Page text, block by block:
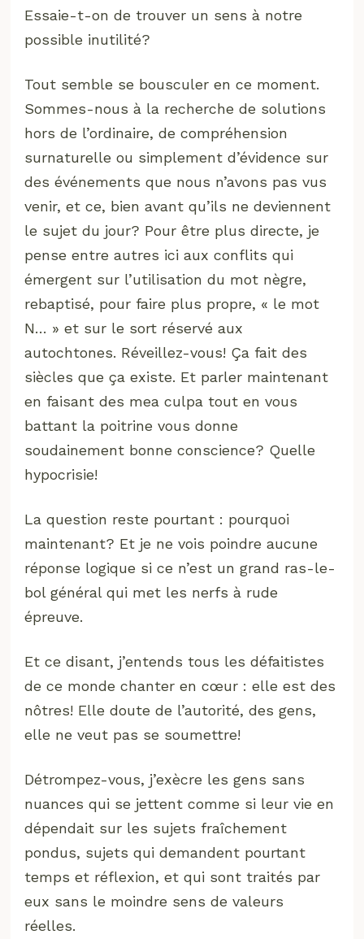
Essaie-t-on de trouver un sens à notre
possible inutilité?
Tout semble se bousculer en ce moment.
Sommes-nous à la recherche de solutions
hors de l’ordinaire, de compréhension
surnaturelle ou simplement d’évidence sur
des événements que nous n’avons pas vus
venir, et ce, bien avant qu’ils ne deviennent
le sujet du jour? Pour être plus directe, je
pense entre autres ici aux conflits qui
émergent sur l’utilisation du mot nègre,
rebaptisé, pour faire plus propre, « le mot
N… » et sur le sort réservé aux
autochtones. Réveillez-vous! Ça fait des
siècles que ça existe. Et parler maintenant
en faisant des mea culpa tout en vous
battant la poitrine vous donne
soudainement bonne conscience? Quelle
hypocrisie!
La question reste pourtant : pourquoi
maintenant? Et je ne vois poindre aucune
réponse logique si ce n’est un grand ras-le-
bol général qui met les nerfs à rude
épreuve.
Et ce disant, j’entends tous les défaitistes
de ce monde chanter en cœur : elle est des
nôtres! Elle doute de l’autorité, des gens,
elle ne veut pas se soumettre!
Détrompez-vous, j’exècre les gens sans
nuances qui se jettent comme si leur vie en
dépendait sur les sujets fraîchement
pondus, sujets qui demandent pourtant
temps et réflexion, et qui sont traités par
eux sans le moindre sens de valeurs
réelles.